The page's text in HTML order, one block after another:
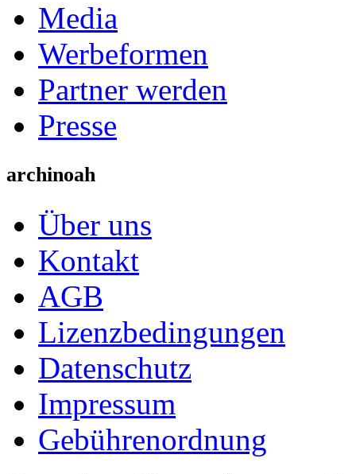
Media
Werbeformen
Partner werden
Presse
archinoah
Über uns
Kontakt
AGB
Lizenzbedingungen
Datenschutz
Impressum
Gebührenordnung